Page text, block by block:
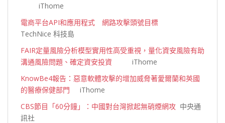
iThome
電商平台API和應用程式 網路攻擊頭號目標
TechNice 科技島
FAIR定量風險分析模型實用性高受重視，量化資安風險有助
溝通風險問題、確定資安投資 iThome
KnowBe4報告：惡意軟體攻擊的增加威脅著愛爾蘭和英國
的醫療保健部門 iThome
CBS節目「60分鐘」：中國對台灣掀起無硝煙網攻 中央通
訊社